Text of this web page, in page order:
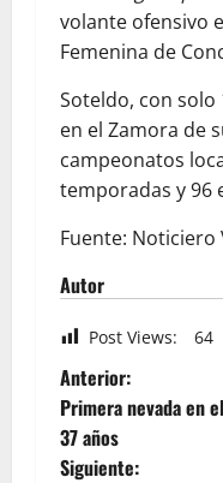
volante ofensivo
Femenina de
Soteldo, con solo
en el Zamora de
campeonatos
temporadas y 96
Fuente: Noticiero
Autor
Post Views: 64
Anterior:
Primera nevada en
37 años
Siguiente: